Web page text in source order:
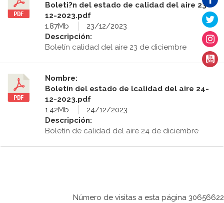
Boleti?n del estado de calidad del aire 23-
12-2023.pdf
1.87Mb
23/12/2023
Descripción:
Boletín calidad del aire 23 de diciembre
Nombre:
Boletín del estado de lcalidad del aire 24-
12-2023.pdf
1.42Mb
24/12/2023
Descripción:
Boletín de calidad del aire 24 de diciembre
Número de visitas a esta página 30656622